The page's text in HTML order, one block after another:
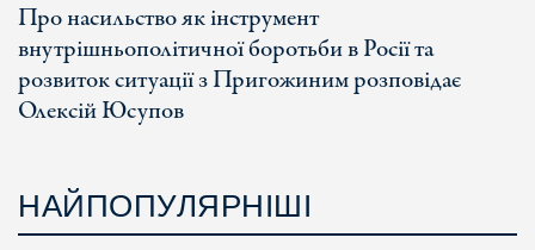
Про насильство як інструмент
внутрішньополітичної боротьби в Росії та
розвиток ситуації з Пригожиним розповідає
Олексій Юсупов
НАЙПОПУЛЯРНІШІ